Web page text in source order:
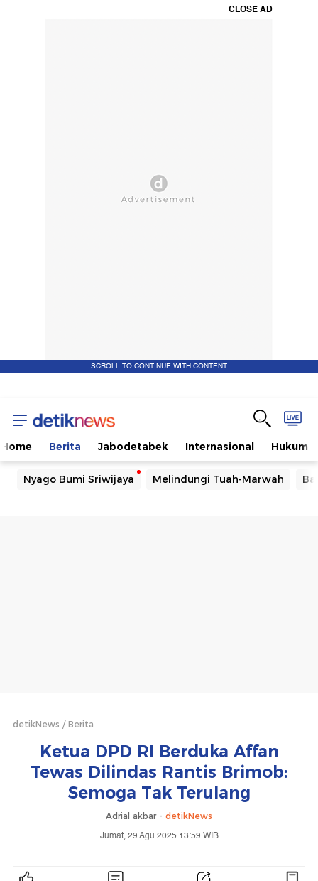
CLOSE AD
SCROLL TO CONTINUE WITH CONTENT
Home Berita Jabodetabek Internasional Hukum
Nyago Bumi Sriwijaya Melindungi Tuah-Marwah
detikNews Berita
Ketua DPD RI Berduka Affan
Tewas Dilindas Rantis Brimob:
Semoga Tak Terulang
Adrial akbar - detikNews
Jumat, 29 Agu 2025 13:59 WIB